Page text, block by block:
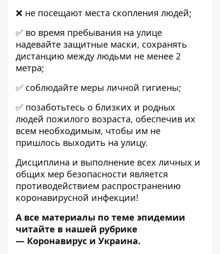
❌ не посещают места скопления людей;
✅ во время пребывания на улице
надевайте защитные маски, сохранять
дистанцию ​​между людьми не менее 2
метра;
✅ соблюдайте меры личной гигиены;
✅ позаботьтесь о близких и родных
людей пожилого возраста, обеспечив их
всем необходимым, чтобы им не
пришлось выходить на улицу.
Дисциплина и выполнение всех личных и
общих мер безопасности является
противодействием распространению
коронавирусной инфекции!
А все материалы по теме эпидемии
читайте в нашей рубрике
— Коронавирус и Украина.